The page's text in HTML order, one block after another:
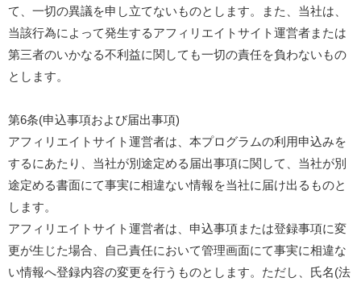
て、一切の異議を申し立てないものとします。また、当社は、
当該行為によって発生するアフィリエイトサイト運営者または
第三者のいかなる不利益に関しても一切の責任を負わないもの
とします。
第6条(申込事項および届出事項)
アフィリエイトサイト運営者は、本プログラムの利用申込みを
するにあたり、当社が別途定める届出事項に関して、当社が別
途定める書面にて事実に相違ない情報を当社に届け出るものと
します。
アフィリエイトサイト運営者は、申込事項または登録事項に変
更が生じた場合、自己責任において管理画面にて事実に相違な
い情報へ登録内容の変更を行うものとします。ただし、氏名(法